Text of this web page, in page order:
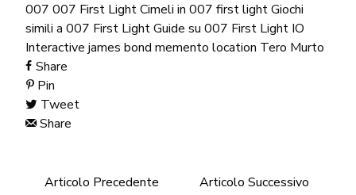
007 007 First LightCimeli in 007 first lightGiochi
simili a 007 First LightGuide su 007 First Light IO
Interactive james bond memento location Tero Murto
Share
Pin
Tweet
Share
Articolo Precedente
Articolo Successivo